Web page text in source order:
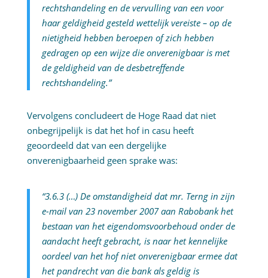
rechtshandeling en de vervulling van een voor
haar geldigheid gesteld wettelijk vereiste – op de
nietigheid hebben beroepen of zich hebben
gedragen op een wijze die onverenigbaar is met
de geldigheid van de desbetreffende
rechtshandeling.”
Vervolgens concludeert de Hoge Raad dat niet
onbegrijpelijk is dat het hof in casu heeft
geoordeeld dat van een dergelijke
onverenigbaarheid geen sprake was:
“3.6.3 (…) De omstandigheid dat mr. Terng in zijn
e-mail van 23 november 2007 aan Rabobank het
bestaan van het eigendomsvoorbehoud onder de
aandacht heeft gebracht, is naar het kennelijke
oordeel van het hof niet onverenigbaar ermee dat
het pandrecht van die bank als geldig is